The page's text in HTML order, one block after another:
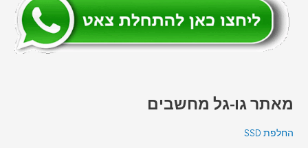
מאתר גו-גל מחשבים
החלפת SSD